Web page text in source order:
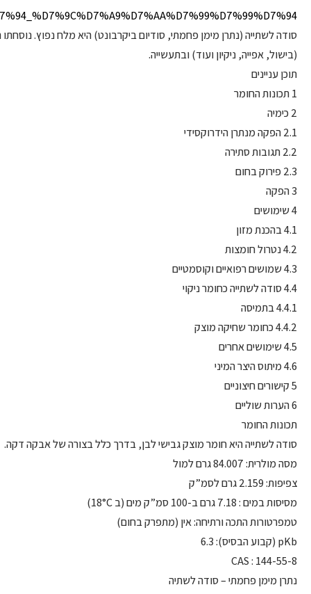
(בישול, אפייה, ניקיון ועוד) ובתעשייה.
תוכן עניינים
1 תכונות החומר
2 כימיה
2.1 הפקה מנתרן הידרוקסידי
2.2 תגובות סתירה
2.3 פירוק בחום
3 הפקה
4 שימושים
4.1 בהכנת מזון
4.2 נטרול חומצות
4.3 שמושים רפואיים וקוסמטיים
4.4 סודה לשתייה כחומר ניקוי
4.4.1 בתמיסה
4.4.2 כחומר שחיקה מוצק
4.5 שימושים אחרים
4.6 מיתוס היצר המיני
5 קישורים חיצוניים
6 הערות שוליים
תכונות החומר
סודה לשתייה היא חומר מוצק גבישי לבן, בדרך כלל בצורה של אבקה דקה.
מסה מולרית: 84.007 גרם למול
צפיפות: 2.159 גרם לסמ”ק
מסיסות במים : 7.18 גרם ב-100 סמ”ק מים (ב 18°C)
טמפרטורות התכה ורתיחה: אין (מתפרק בחום)
pKb (קבוע הבסיס): 6.3
CAS : 144-55-8
נתרן מימן פחמתי – סודה לשתיה